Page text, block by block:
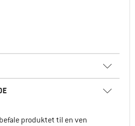
produktet til en ven